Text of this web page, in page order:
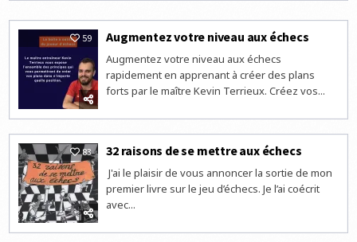
59 Augmentez votre niveau aux échecs
Augmentez votre niveau aux échecs
rapidement en apprenant à créer des plans
forts par le maître Kevin Terrieux. Créez vos...
83 32 raisons de se mettre aux échecs
J'ai le plaisir de vous annoncer la sortie de mon
premier livre sur le jeu d’échecs. Je l’ai coécrit
avec...